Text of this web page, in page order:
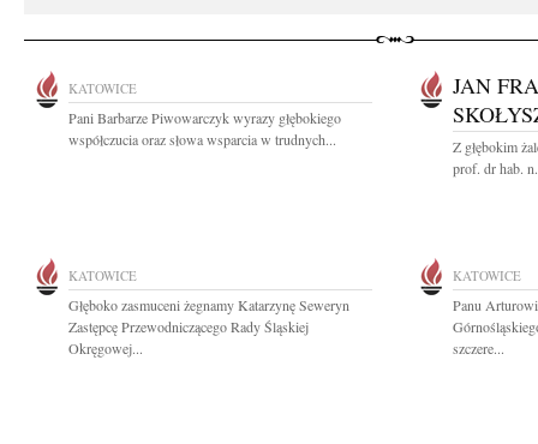
KATOWICE
Pani Barbarze Piwowarczyk wyrazy głębokiego
współczucia oraz słowa wsparcia w trudnych...
JAN
Z głębokim
prof. dr hab.
KATOWICE
Głęboko zasmuceni żegnamy Katarzynę Seweryn
Zastępcę Przewodniczącego Rady Śląskiej
Okręgowej...
KATOWICE
Panu
szczere...